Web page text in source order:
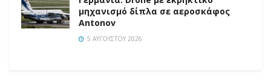
μηχανισμό δίπλα σε αεροσκάφος
Antonov
5 ΑΥΓΟΎΣΤΟΥ 2026